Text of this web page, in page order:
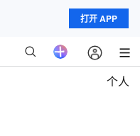
打开 APP
个人